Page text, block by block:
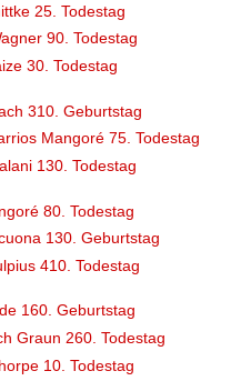
25. Todestag
90. Todestag
30. Todestag
310. Geburtstag
Mangoré 75. Todestag
130. Todestag
80. Todestag
130. Geburtstag
410. Todestag
160. Geburtstag
Graun 260. Todestag
10. Todestag